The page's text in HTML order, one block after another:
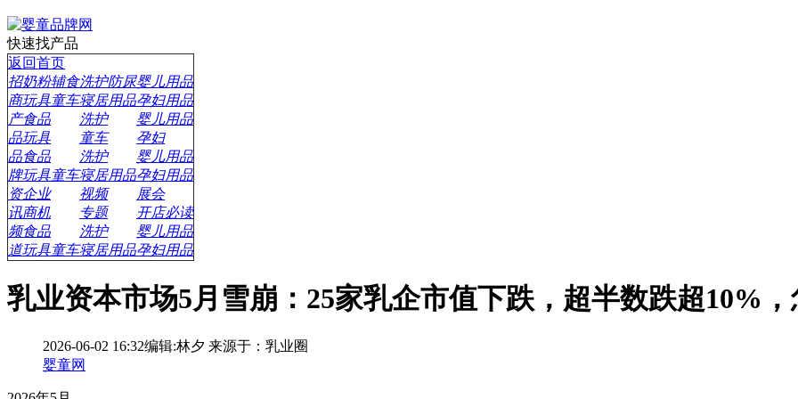
快速找产品
返回首页
招
商
奶粉辅食洗护防尿婴儿用品
玩具童车寝居用品孕妇用品
产
品
食品 洗护
婴儿用品
玩具
童车
孕妇
品
牌
食品 洗护
婴儿用品
玩具童车寝居用品孕妇用品
资
讯
企业 视频
展会
商机
专题
开店必读
频
道
食品 洗护
婴儿用品
玩具童车寝居用品孕妇用品
乳业资本市场5月雪崩：25家乳企市值下跌，超半数跌超10%，
2026-06-02 16:32编辑:林夕 来源于：乳业圈
婴童网